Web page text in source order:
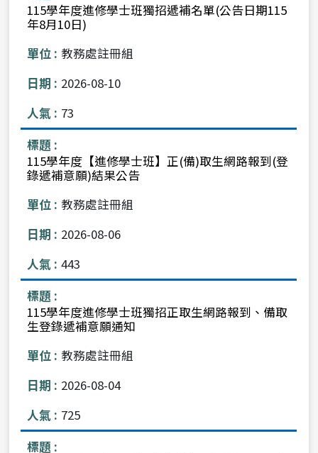
115學年度進修學士班獨招遞補名單(公告日期115
年8月10日)
教務處註冊組
2026-08-10
73
115學年度【進修學士班】正(備)取生網路報到(登
錄遞補意願)結果公告
教務處註冊組
2026-08-06
443
115學年度進修學士班獨招正取生網路報到、備取
生登錄遞補意願通知
教務處註冊組
2026-08-04
725